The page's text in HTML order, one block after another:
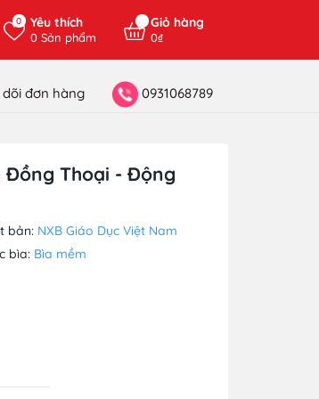
0 Yêu thích
0Sản phẩm
Giỏ hàng
0₫
đơn hàng 0931068789
Đồng Thoại - Động
bản: NXB Giáo Dục Việt Nam
bìa: Bìa mềm